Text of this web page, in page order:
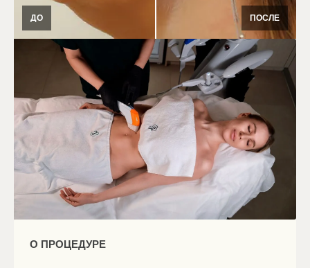
ДО ПОСЛЕ
О ПРОЦЕДУРЕ